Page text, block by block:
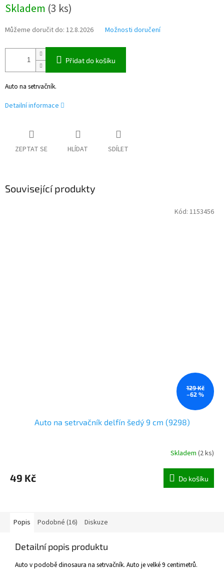
cena:
Skladem (3 ks)
Můžeme doručit do: 12.8.2026 Možnosti doručení
Přidat do košíku
Auto na setrvačník.
Detailní informace
ZEPTAT SE HLÍDAT SDÍLET
Související produkty
129 Kč
–62 %
Auto na setrvačník delfín šedý 9 cm (9298)
Skladem (2 ks)
49 Kč Do košíku
Kód: 1153456
Popis Podobné (16) Diskuze
Detailní popis produktu
Auto v podobě dinosaura na setrvačník. Auto je velké 9 centimetrů.